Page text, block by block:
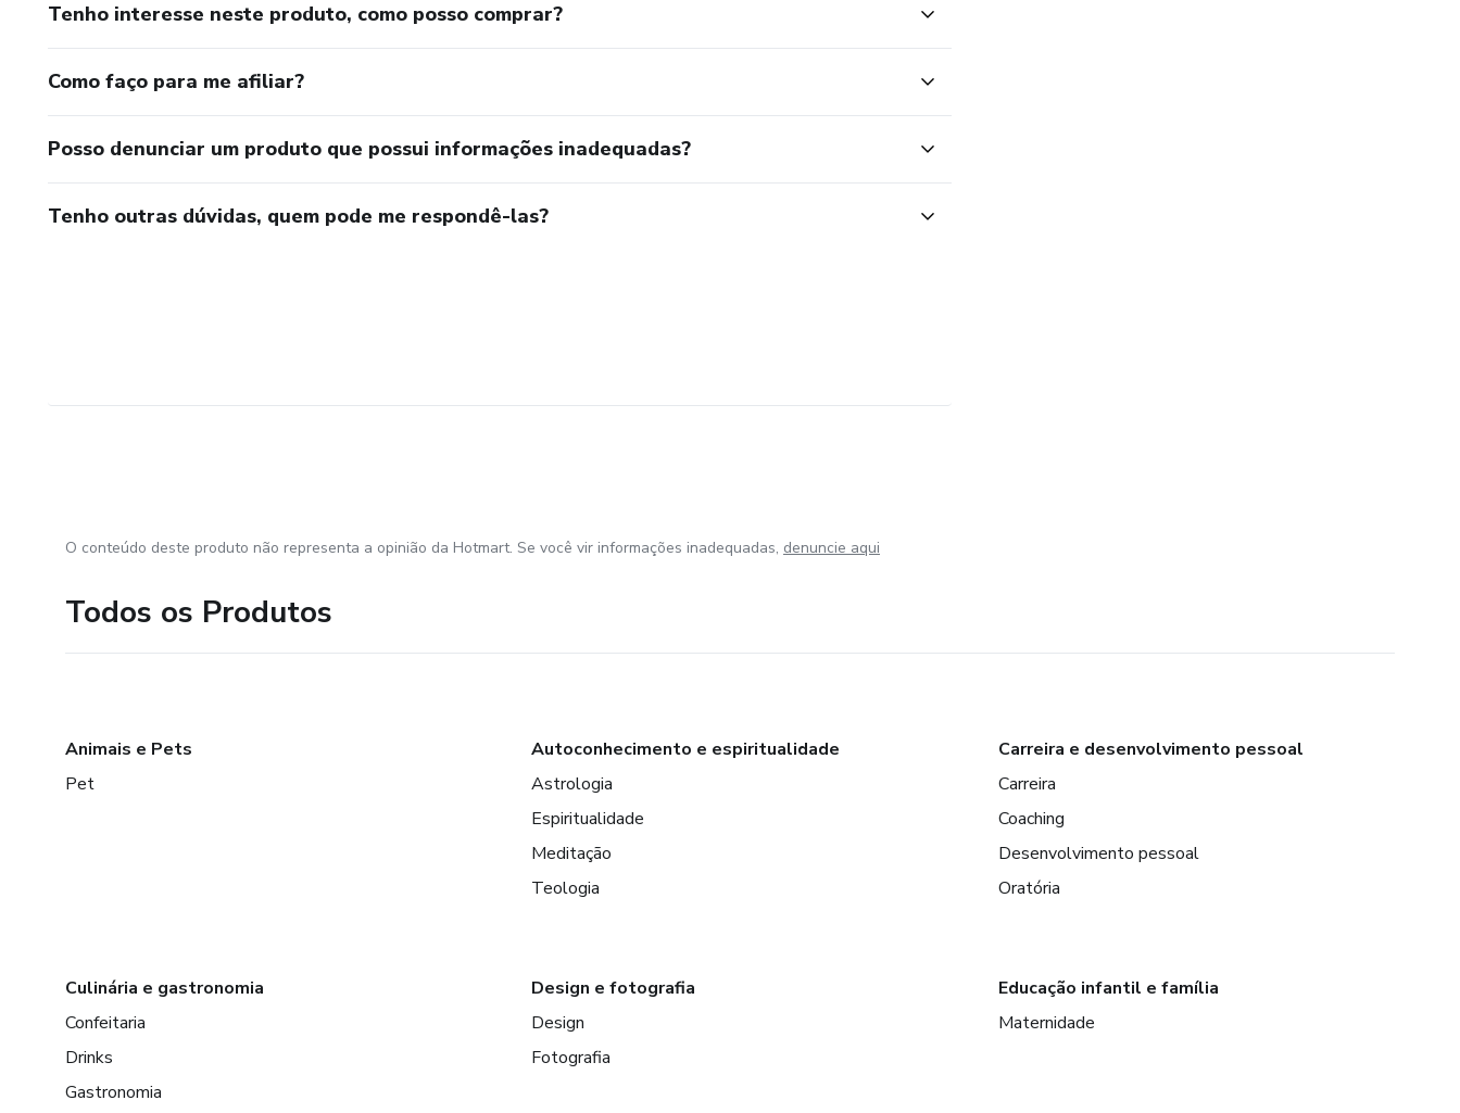
Tenho interesse neste produto, como posso comprar?
Como faço para me afiliar?
Posso denunciar um produto que possui informações inadequadas?
Tenho outras dúvidas, quem pode me respondê-las?
O conteúdo deste produto não representa a opinião da Hotmart. Se você vir informações inadequadas, denuncie aqui
Todos os Produtos
Animais e Pets
Pet
Autoconhecimento e espiritualidade
Astrologia
Espiritualidade
Meditação
Teologia
Carreira e desenvolvimento pessoal
Carreira
Coaching
Desenvolvimento pessoal
Oratória
Culinária e gastronomia
Confeitaria
Drinks
Gastronomia
Design e fotografia
Design
Fotografia
Educação infantil e família
Maternidade